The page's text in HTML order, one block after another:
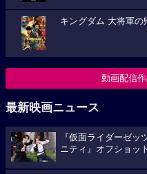
キングダム 大将軍の
動画配信
最新映画ニュース
『仮面ライダーゼッ
ニティ』オフショッ